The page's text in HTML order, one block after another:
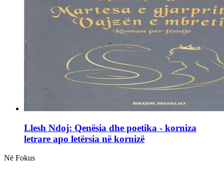
Llesh Ndoj: Qenësia dhe poetika - korniza
letrare apo letërsia në kornizë
Në Fokus